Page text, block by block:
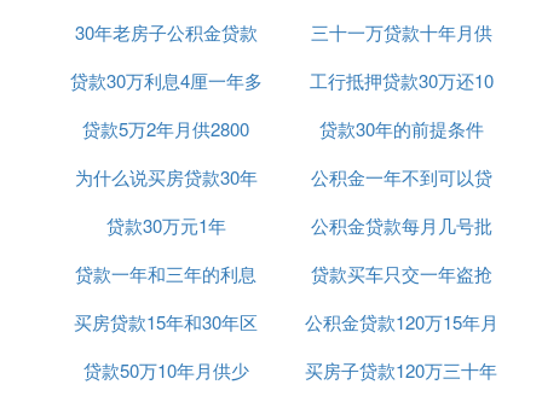
利率，那么贷款期限越长，他们利用银行资金进
行投资的时间就越长，潜在的增值空间也就越
综上所述，选择房贷期限应综合考虑个人的经济情
况、还款能力以及未来的财务规划。在做出决定前，
具体的建议和信息。
『叁』 贷款买房20年和30年哪个划算
贷款买房30年比20年更划算
。以下是具体的分析：
1. 每月还贷压力：
百五
少
30年老房子公积金贷款
期限
三十一万贷款十年月供
多少钱
贷款30万利息4厘一年多
少钱
工行抵押贷款30万还10
年
贷款5万2年月供2800
贷款30年的前提条件
为什么说买房贷款30年
好
公积金一年不到可以贷
款吗
贷款30万元1年
公积金贷款每月几号批
贷款一年和三年的利息
是多少钱
贷款买车只交一年盗抢
险可以吗
买房贷款15年和30年区
别
公积金贷款120万15年月
供多少钱
贷款50万10年月供少
买房子贷款120万三十年